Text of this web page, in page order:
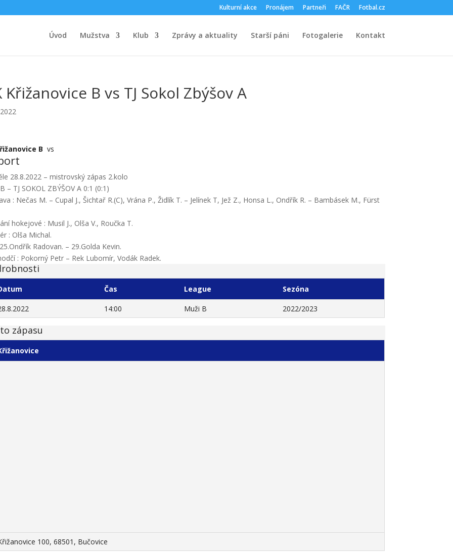
Kulturní akce Pronájem Partneři FAČR Fotbal.cz
Úvod Mužstva Klub Zprávy a aktuality Starší páni Fotogalerie Kontakt
Křižanovice B vs TJ Sokol Zbýšov A
B vs
28.8.2022 – mistrovský zápas 2.kolo
– TJ SOKOL ZBÝŠOV A 0:1 (0:1)
: Nečas M. – Cupal J., Šichtař R.(C), Vrána P., Židlík T. – Jelínek T, Jež Z., Honsa L., Ondřík R. – Bambásek M., Fürst
hokejové : Musil J., Olša V., Roučka T.
: Olša Michal.
Radovan. – 29.Golda Kevin.
: Pokorný Petr – Rek Lubomír, Vodák Radek.
Čas League Sezóna
14:00 Muži B 2022/2023
zápasu
100, 68501, Bučovice